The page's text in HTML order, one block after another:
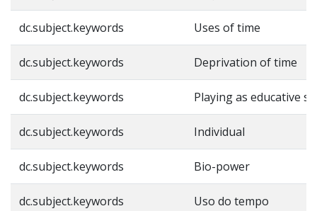
dc.subject.keywords Uses of time
dc.subject.keywords Deprivation of time
dc.subject.keywords Playing as educative
dc.subject.keywords Individual
dc.subject.keywords Bio-power
dc.subject.keywords Uso do tempo